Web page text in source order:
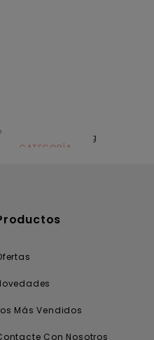
CATEGORÍA
Más Vendidos
Con Nosotros